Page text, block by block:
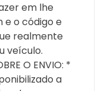
em lhe
e o código e
realmente
veículo.
O ENVIO: *
a